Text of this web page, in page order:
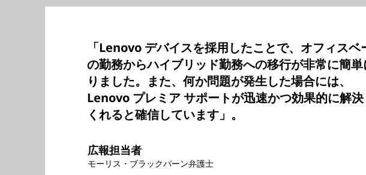
「Lenovo デバイスを採用したことで、オフィスベ
の勤務からハイブリッド勤務への移行が非常に簡
りました。また、何か問題が発生した場合には、
Lenovo プレミア サポートが迅速かつ効果的に解
くれると確信しています」。
広報担当者
モーリス・ブラックバーン弁護士